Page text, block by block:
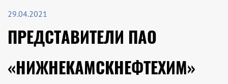
29.04.2021
ПРЕДСТАВИТЕЛИ ПАО
«НИЖНЕКАМСКНЕФТЕХИМ»